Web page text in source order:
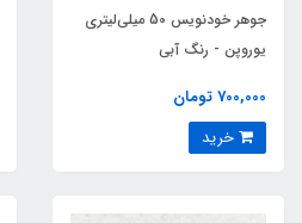
جوهر خودنویس 50 میلی‌لیتری
یوروپن - رنگ آبی
700,000 تومان